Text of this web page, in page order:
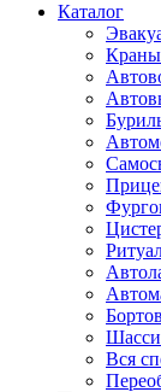
Каталог
Шасси
Вся